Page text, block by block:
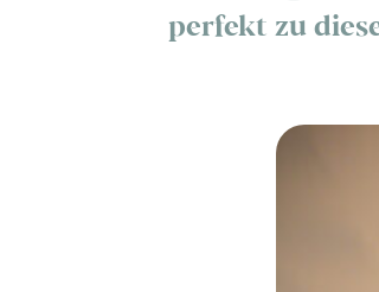
perfekt zu